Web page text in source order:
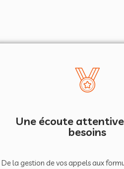
Une écoute
besoins
De la gestion de vos appels aux